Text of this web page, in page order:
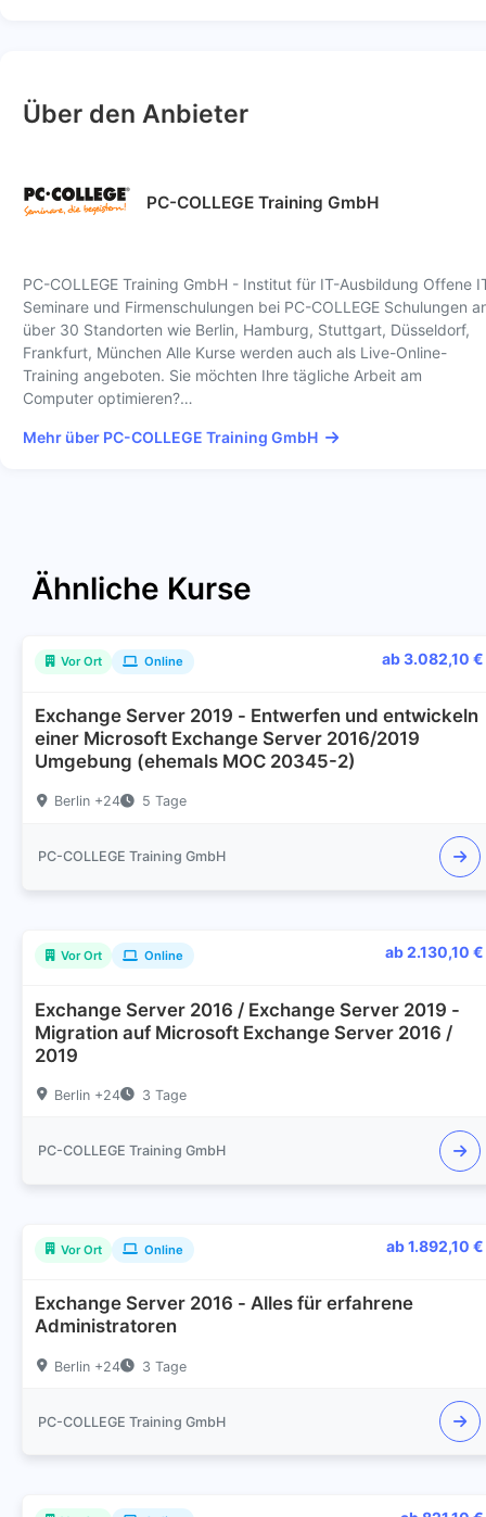
Über den Anbieter
PC-COLLEGE Training GmbH
PC-COLLEGE Training GmbH - Institut für IT-Ausbildung Offene
Seminare und Firmenschulungen bei PC-COLLEGE Schulungen
über 30 Standorten wie Berlin, Hamburg, Stuttgart, Düsseldorf,
Frankfurt, München Alle Kurse werden auch als Live-Online-
Training angeboten. Sie möchten Ihre tägliche Arbeit am
Computer optimieren?…
Mehr über PC-COLLEGE Training GmbH
Ähnliche Kurse
Vor Ort Online ab 3.082,10 €
Exchange Server 2019 - Entwerfen und entwickeln
einer Microsoft Exchange Server 2016/2019
Umgebung (ehemals MOC 20345-2)
Berlin +24 5 Tage
PC-COLLEGE Training GmbH
Vor Ort Online ab 2.130,10 €
Exchange Server 2016 / Exchange Server 2019 -
Migration auf Microsoft Exchange Server 2016 /
2019
Berlin +24 3 Tage
PC-COLLEGE Training GmbH
Vor Ort Online ab 1.892,10 €
Exchange Server 2016 - Alles für erfahrene
Administratoren
Berlin +24 3 Tage
PC-COLLEGE Training GmbH